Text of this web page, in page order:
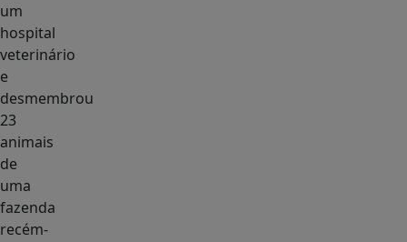
um
hospital
veterinário
e
desmembrou
23
animais
de
uma
fazenda
recém-